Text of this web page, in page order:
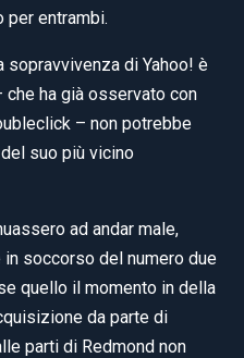
entrambi.
sopravvivenza di Yahoo! è
che ha già osservato con
– non potrebbe
suo più vicino
ad andar male,
soccorso del numero due
quello il momento in della
da parte di
parti di Redmond non